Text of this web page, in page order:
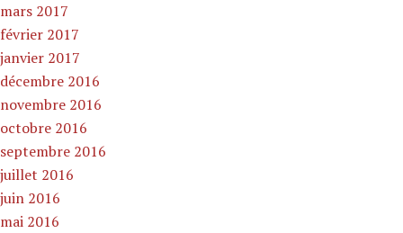
mars 2017
février 2017
janvier 2017
décembre 2016
novembre 2016
octobre 2016
septembre 2016
juillet 2016
juin 2016
mai 2016